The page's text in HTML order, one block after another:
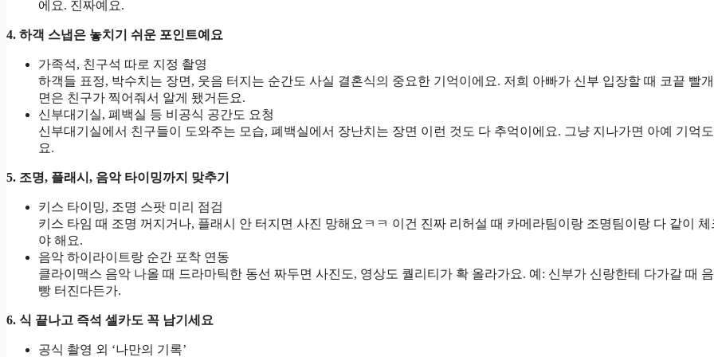
에요. 진짜예요.
4. 하객 스냅은 놓치기 쉬운 포인트예요
가족석, 친구석 따로 지정 촬영
하객들 표정, 박수치는 장면, 웃음 터지는 순간도 사실 결혼식의 중요한 기억이에요. 저희 아빠가 신부 입장할 때 코끝 빨
면은 친구가 찍어줘서 알게 됐거든요.
신부대기실, 폐백실 등 비공식 공간도 요청
신부대기실에서 친구들이 도와주는 모습, 폐백실에서 장난치는 장면 이런 것도 다 추억이에요. 그냥 지나가면 아예 기억
요.
5. 조명, 플래시, 음악 타이밍까지 맞추기
키스 타이밍, 조명 스팟 미리 점검
키스 타임 때 조명 꺼지거나, 플래시 안 터지면 사진 망해요ㅋㅋ 이건 진짜 리허설 때 카메라팀이랑 조명팀이랑 다 같이 체
야 해요.
음악 하이라이트랑 순간 포착 연동
클라이맥스 음악 나올 때 드라마틱한 동선 짜두면 사진도, 영상도 퀄리티가 확 올라가요. 예: 신부가 신랑한테 다가갈 때 음
빵 터진다든가.
6. 식 끝나고 즉석 셀카도 꼭 남기세요
공식 촬영 외 ‘나만의 기록’